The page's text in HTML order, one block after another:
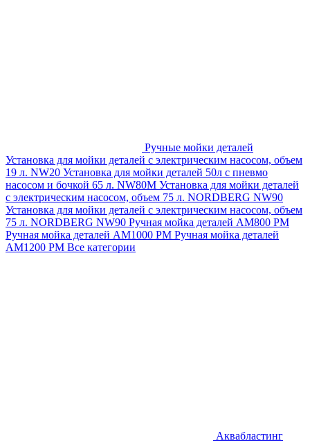
Ручные мойки деталей
Установка для мойки деталей с электрическим насосом, объем
19 л. NW20 Установка для мойки деталей 50л с пневмо
насосом и бочкой 65 л. NW80M Установка для мойки деталей
с электрическим насосом, объем 75 л. NORDBERG NW90
Установка для мойки деталей с электрическим насосом, объем
75 л. NORDBERG NW90 Ручная мойка деталей АМ800 РМ
Ручная мойка деталей АМ1000 РМ Ручная мойка деталей
АМ1200 РМ Все категории
Аквабластинг